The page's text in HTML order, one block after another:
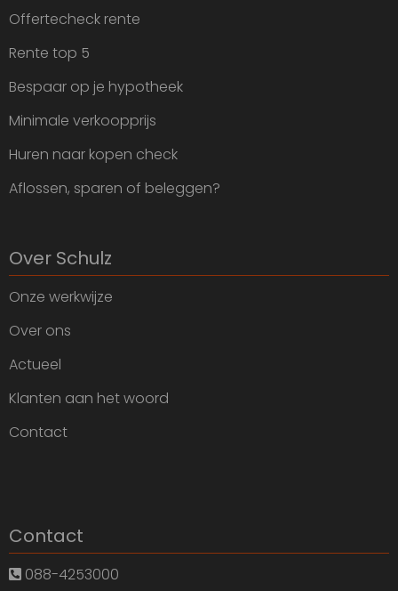
Offertecheck rente
Rente top 5
Bespaar op je hypotheek
Minimale verkoopprijs
Huren naar kopen check
Aflossen, sparen of beleggen?
Over Schulz
Onze werkwijze
Over ons
Actueel
Klanten aan het woord
Contact
Contact
088-4253000